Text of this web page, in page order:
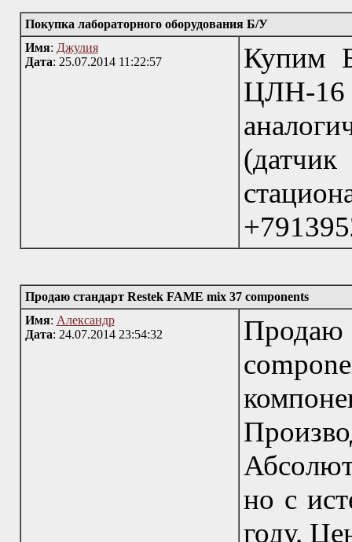
Покупка лабораторного оборудования Б/У
Имя: Джулия
Дата: 25.07.2014 11:22:57
Купим
ЦЛН-
Продаю стандарт Restek FAME mix 37 components
Имя: Александр
Дата: 24.07.2014 23:54:32
но с
году.